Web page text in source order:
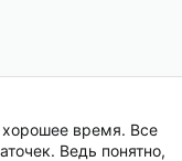
хорошее время. Все
Ведь понятно,